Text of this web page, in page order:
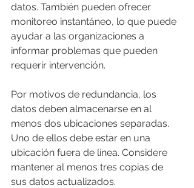
datos. También pueden ofrecer
monitoreo instantáneo, lo que puede
ayudar a las organizaciones a
informar problemas que pueden
requerir intervención.
Por motivos de redundancia, los
datos deben almacenarse en al
menos dos ubicaciones separadas.
Uno de ellos debe estar en una
ubicación fuera de línea. Considere
mantener al menos tres copias de
sus datos actualizados.